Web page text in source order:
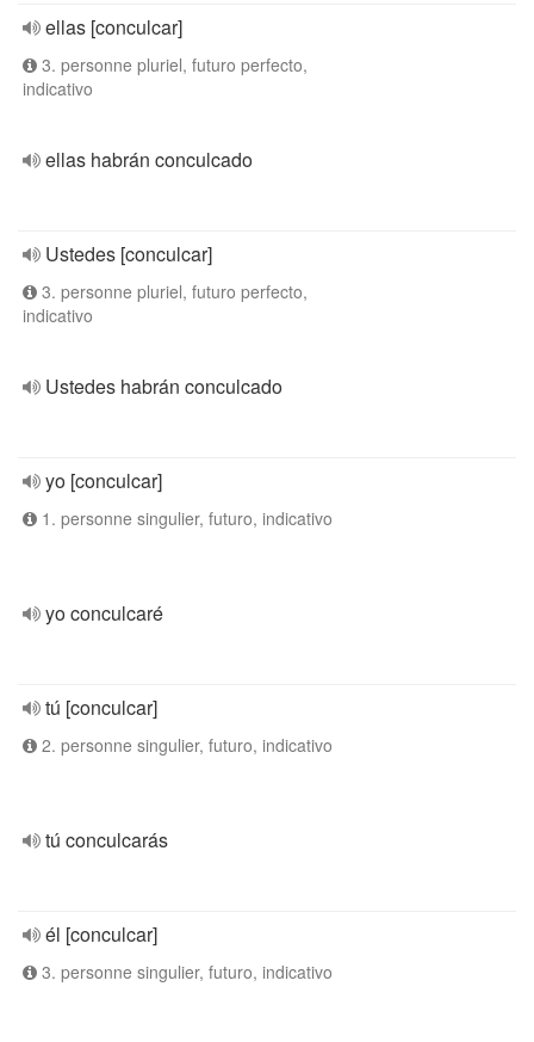
ellas [conculcar]
3. personne pluriel, futuro perfecto,
indicativo
ellas habrán conculcado
Ustedes [conculcar]
3. personne pluriel, futuro perfecto,
indicativo
Ustedes habrán conculcado
yo [conculcar]
1. personne singulier, futuro, indicativo
yo conculcaré
tú [conculcar]
2. personne singulier, futuro, indicativo
tú conculcarás
él [conculcar]
3. personne singulier, futuro, indicativo